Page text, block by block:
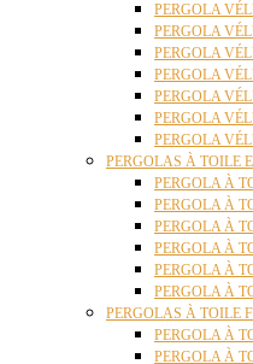
PERGOLA
PERGOLA
PERGOLA
PERGOLA
PERGOLA
PERGOLA
PERGOLA
PERGOLAS À TOILE
PERGOLA À
PERGOLA À
PERGOLA À
PERGOLA À
PERGOLA À
PERGOLA À
PERGOLAS À TOILE
PERGOLA À
PERGOLA À